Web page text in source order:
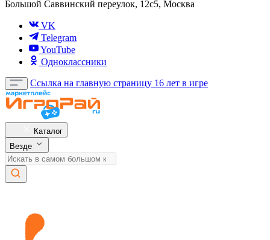
Большой Саввинский переулок, 12с5, Москва
VK
Telegram
YouTube
Одноклассники
Ссылка на главную страницу 16 лет в игре
Каталог
Везде